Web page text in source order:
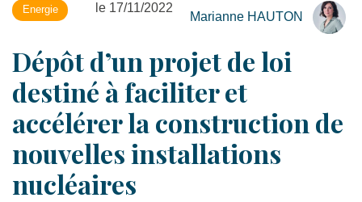
Energie le 17/11/2022
Marianne HAUTON
Dépôt d’un projet de loi
destiné à faciliter et
accélérer la construction de
nouvelles installations
nucléaires